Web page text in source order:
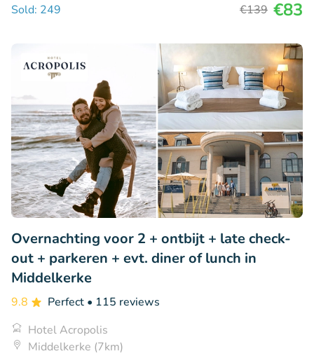
Sold: 249 €139 €83
Overnachting voor 2 + ontbijt + late check-
out + parkeren + evt. diner of lunch in
Middelkerke
9.8 Perfect • 115 reviews
Hotel Acropolis
Middelkerke (7km)